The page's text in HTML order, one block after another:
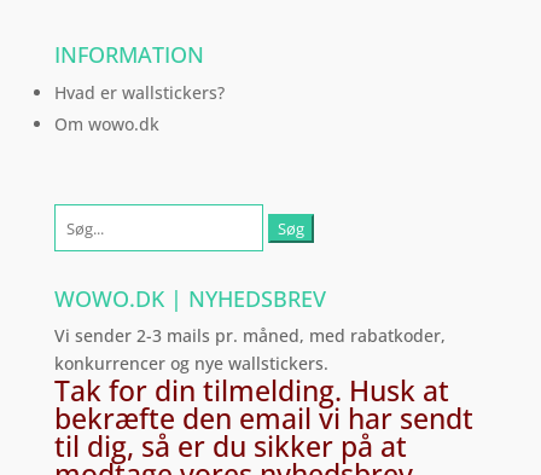
INFORMATION
Hvad er wallstickers?
Om wowo.dk
efter:
WOWO.DK | NYHEDSBREV
Vi sender 2-3 mails pr. måned, med rabatkoder,
konkurrencer og nye wallstickers.
Tak for din tilmelding. Husk at
bekræfte den email vi har sendt
til dig, så er du sikker på at